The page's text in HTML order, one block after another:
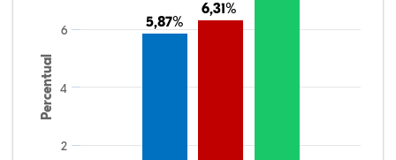
Percentual
5,87%
5,87%
6,31%
6,31%
2
4
6